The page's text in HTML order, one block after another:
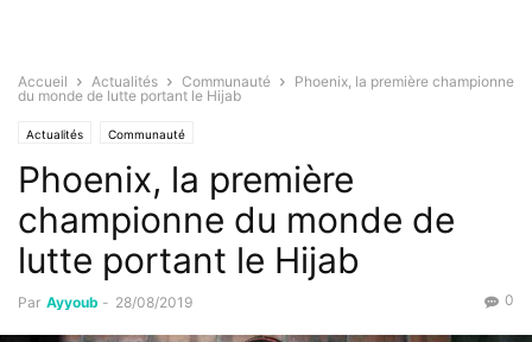
Accueil Actualités Communauté
Phoenix, la première championne
du monde de lutte portant le Hijab
Actualités Communauté
Phoenix, la première
championne du monde de
lutte portant le Hijab
Par Ayyoub - 28/08/2019 0